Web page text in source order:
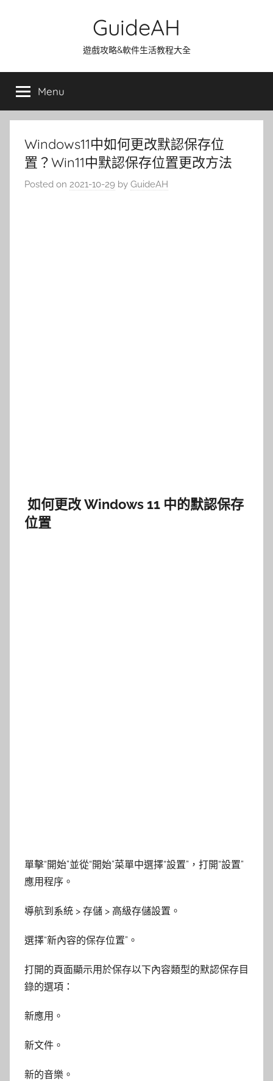
GuideAH
遊戲攻略&軟件生活教程大全
Menu
Windows11中如何更改默認保存位
置？Win11中默認保存位置更改方法
Posted on 2021-10-29 by GuideAH
如何更改 Windows 11 中的默認保存
位置
單擊“開始”並從“開始”菜單中選擇“設置”，打開“設置”
應用程序。
導航到系統 > 存儲 > 高級存儲設置。
選擇“新內容的保存位置”。
打開的頁面顯示用於保存以下內容類型的默認保存目
錄的選項：
新應用。
新文件。
新的音樂。